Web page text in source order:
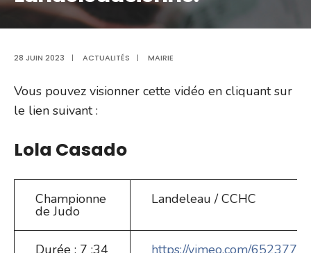
28 JUIN 2023 | ACTUALITÉS | MAIRIE
Vous pouvez visionner cette vidéo en cliquant sur
le lien suivant :
Lola Casado
Championne
de Judo
Landeleau / CCHC
Durée : 7 :34 https://vimeo.com/